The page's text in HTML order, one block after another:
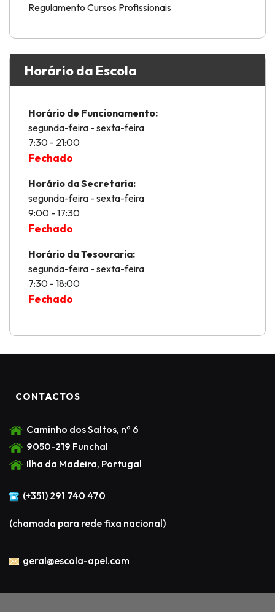
Regulamento Cursos Profissionais
Horário da Escola
Horário de Funcionamento:
segunda-feira - sexta-feira
7:30 - 21:00
Fechado
Horário da Secretaria:
segunda-feira - sexta-feira
9:00 - 17:30
Fechado
Horário da Tesouraria:
segunda-feira - sexta-feira
7:30 - 18:00
Fechado
CONTACTOS
Caminho dos Saltos, nº 6
9050-219 Funchal
Ilha da Madeira, Portugal
(+351) 291 740 470
(chamada para rede fixa nacional)
geral@escola-apel.com